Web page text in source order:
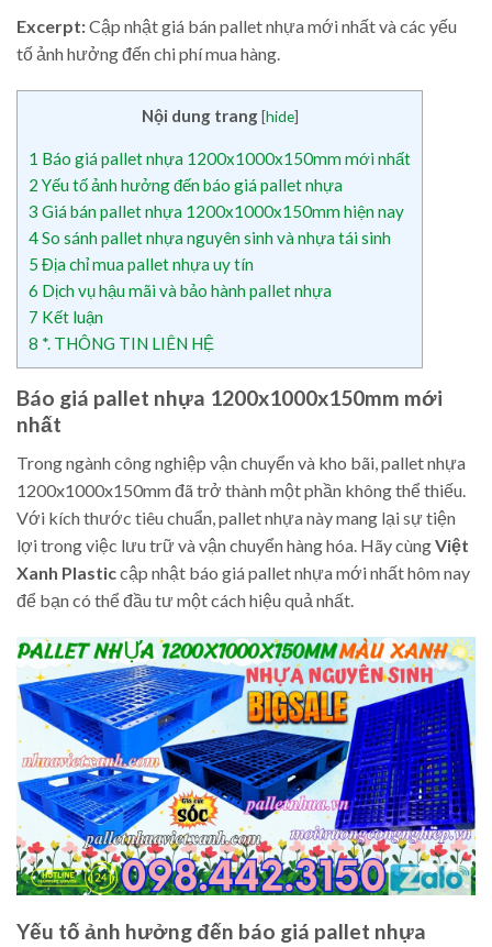
Excerpt:Cập nhật giá bán pallet nhựa mới nhất và các yếu
tố ảnh hưởng đến chi phí mua hàng.
Nội dung trang [hide]
1 Báo giá pallet nhựa 1200x1000x150mm mới nhất
2 Yếu tố ảnh hưởng đến báo giá pallet nhựa
3 Giá bán pallet nhựa 1200x1000x150mm hiện nay
4So sánh pallet nhựa nguyên sinh và nhựa tái sinh
5 Địa chỉ mua pallet nhựa uy tín
6 Dịch vụ hậu mãi và bảo hành pallet nhựa
7 Kết luận
8 *. THÔNG TIN LIÊN HỆ
Báo giá pallet nhựa 1200x1000x150mm mới
nhất
Trong ngành công nghiệp vận chuyển và kho bãi, pallet nhựa
1200x1000x150mm đã trở thành một phần không thể thiếu.
Với kích thước tiêu chuẩn, pallet nhựa này mang lại sự tiện
lợi trong việc lưu trữ và vận chuyển hàng hóa. Hãy cùngViệt
Xanh Plasticcập nhật báo giá pallet nhựa mới nhất hôm nay
để bạn có thể đầu tư một cách hiệu quả nhất.
Yếu tố ảnh hưởng đến báo giá pallet nhựa